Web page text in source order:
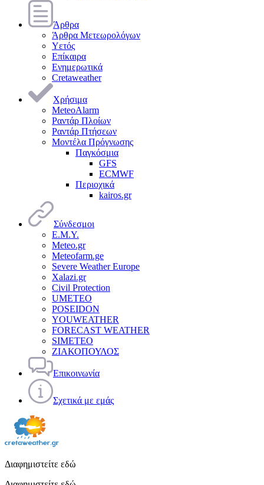
Άρθρα
Άρθρα Μετεωρολόγων
Υετός
Επίκαιρα
Ενημερωτικά
Cretaweather
Χρήσιμα
MeteoAlarm
Ραντάρ Πλοίων
Ραντάρ Πτήσεων
Μοντέλα Πρόγνωσης
Παγκόσμια
GFS
ECMWF
Περιοχικά
kairos.gr
Σύνδεσμοι
Ε.Μ.Υ.
Meteo.gr
Meteofarm.ge
Severe Weather Europe
Xalazi.gr
Civil Protection
UMETEO
POSEIDON
YOUWEATHER
FORECAST WEATHER
SIMETEO
ΖΙΑΚΟΠΟΥΛΟΣ
Επικοινωνία
Σχετικά με εμάς
Διαφημιστείτε εδώ